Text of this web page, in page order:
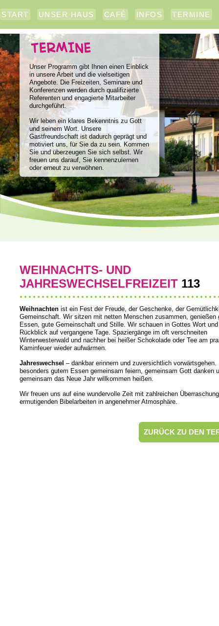
START UNSER HAUS CAFÉ INFOS TERMINE
Unser Programm gibt Ihnen einen Einblick
in unsere Arbeit und die vielseitigen
Angebote. Die Freizeiten, Seminare und
Konferenzen werden durch qualifizierte
Referenten und engagierte Mitarbeiter
durchgeführt.
Wir leben ein klares Bekenntnis zu Gott
und seinem Wort. Unsere
Gastfreundschaft ist dadurch geprägt und
motiviert uns, für Sie da zu sein. Kommen
Sie und überzeugen Sie sich selbst. Wir
freuen uns darauf, Sie kennenzulernen
oder erneut zu verwöhnen.
WEIHNACHTS- UND
JAHRESWECHSELFREIZEIT 113
Weihnachten ist ein Fest der Freude, der Geschenke, der
Gemeinschaft. Wir sitzen mit netten Menschen zusammen, genießen
Essen, gute Gemeinschaft und Stille. Wir schauen in Gottes Wort
Rückblick auf vergangene Tage. Spaziergänge im oft verschneiten
Winterwesterwald und nachher bei heißer Schokolade oder Tee am
Kaminfeuer wieder aufwärmen.
Jahreswechsel – dankbar erinnern und zuversichtlich vorwärtsgehen.
besonders gutem Essen gemeinsam feiern, gemeinsam Gott danken
gemeinsam das Neue Jahr willkommen heißen.
Wir freuen uns auf eine wundervolle Zeit mit zahlreichen
ermutigenden Bibelarbeiten in angenehmer Atmosphäre.
ZURÜCK ZU DEN